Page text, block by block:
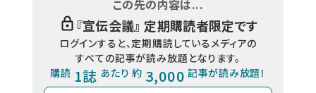
この先の内容は...
『宣伝会議』 定期購読者限定です
ログインすると、定期購読しているメディアの
すべての記事が読み放題となります。
購読 1誌 あたり 約 3,000 記事が読み放題！